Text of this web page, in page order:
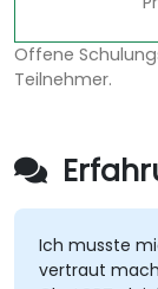
Offene
Teilnehmer.
Ich musste
vertraut